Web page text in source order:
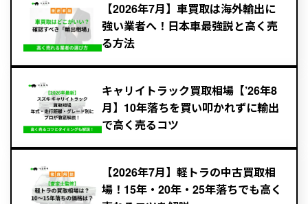
【2026年7月】車買取は海外輸出に
強い業者へ！日本車最強説と高く売
る方法
キャリイトラック買取相場【’26年8
月】10年落ちを買い叩かれずに輸出
で高く売るコツ
【2026年7月】軽トラの中古買取相
場！15年・20年・25年落ちでも高く